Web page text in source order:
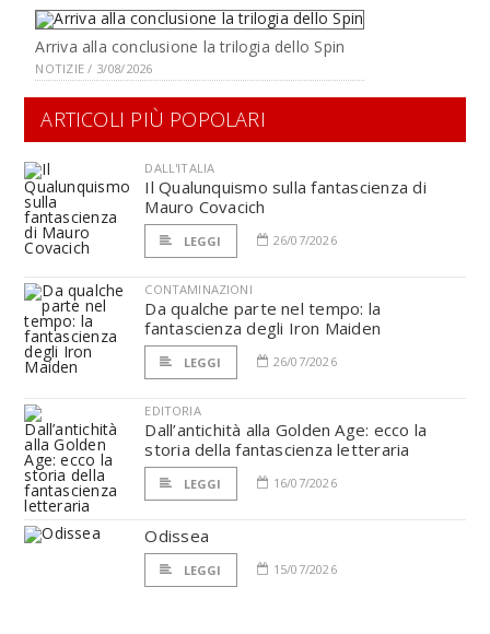
Arriva alla conclusione la trilogia dello Spin
NOTIZIE / 3/08/2026
ARTICOLI PIÙ POPOLARI
DALL'ITALIA
Il Qualunquismo sulla fantascienza di
Mauro Covacich
LEGGI 26/07/2026
CONTAMINAZIONI
Da qualche parte nel tempo: la
fantascienza degli Iron Maiden
LEGGI 26/07/2026
EDITORIA
Dall’antichità alla Golden Age: ecco la
storia della fantascienza letteraria
LEGGI 16/07/2026
Odissea
LEGGI 15/07/2026